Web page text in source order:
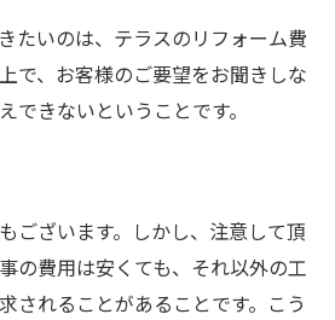
たいのは、テラスのリフォーム費
で、お客様のご要望をお聞きしな
できないということです。
ございます。しかし、注意して頂
の費用は安くても、それ以外の工
されることがあることです。こう